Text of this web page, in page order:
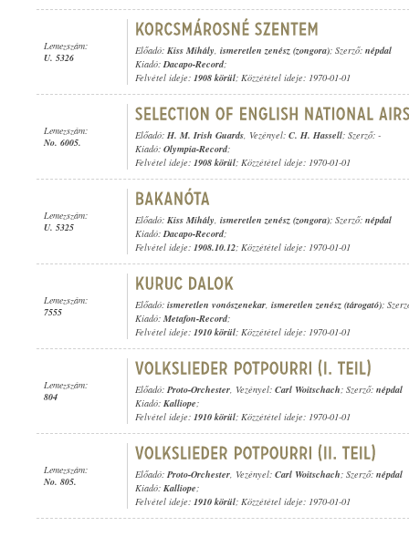
Lemezszám:
U. 5326
Előadó: Kiss Mihály, ismeretlen zenész (zongora); Szerző: népdal
Kiadó:Dacapo-Record;
Felvétel ideje: 1908 körül; Közzététel ideje: 1970-01-01
Lemezszám:
No. 6005.
Előadó: H. M. Irish Guards, Vezényel: C. H. Hassell; Szerző: -
Kiadó: Olympia-Record;
Felvétel ideje: 1908 körül; Közzététel ideje: 1970-01-01
Lemezszám:
U. 5325
Előadó: Kiss Mihály, ismeretlen zenész (zongora); Szerző: népdal
Kiadó:Dacapo-Record;
Felvétel ideje: 1908.10.12; Közzététel ideje: 1970-01-01
Lemezszám:
7555
Előadó: ismeretlen vonószenekar, ismeretlen zenész (tárogató);
Kiadó: Metafon-Record;
Felvétel ideje: 1910 körül; Közzététel ideje: 1970-01-01
Lemezszám:
804
Előadó: Proto-Orchester, Vezényel: Carl Woitschach; Szerző: népdal
Kiadó: Kalliope;
Felvétel ideje: 1910 körül; Közzététel ideje: 1970-01-01
Lemezszám:
No. 805.
Előadó: Proto-Orchester, Vezényel: Carl Woitschach; Szerző: népdal
Kiadó: Kalliope;
Felvétel ideje: 1910 körül; Közzététel ideje: 1970-01-01